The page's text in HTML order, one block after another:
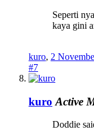
Seperti
kaya gini
kuro, 2
#7
kuro Active
Doddie